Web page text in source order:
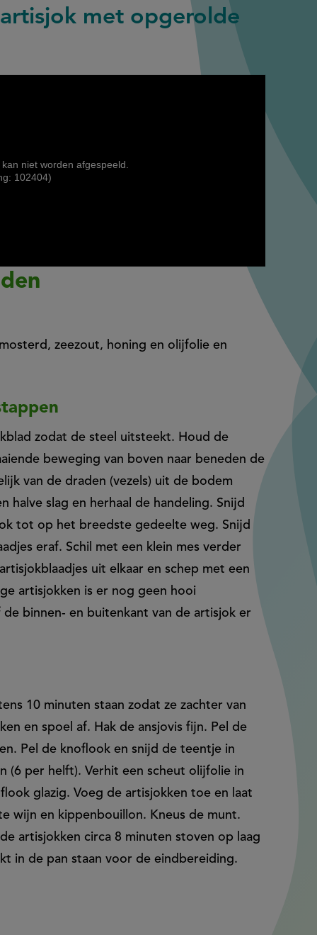
met opgerolde
niet worden afgespeeld.
102404)
zeezout, honing en olijfolie en
zodat de steel uitsteekt. Houd de
beweging van boven naar beneden de
van de draden (vezels) uit de bodem
slag en herhaal de handeling. Snijd
tot op het breedste gedeelte weg. Snijd
eraf. Schil met een klein mes verder
uit elkaar en schep met een
artisjokken is er nog geen hooi
binnen- en buitenkant van de artisjok er
10 minuten staan zodat ze zachter van
en spoel af. Hak de ansjovis fijn. Pel de
Pel de knoflook en snijd de teentje in
(6 per helft). Verhit een scheut olijfolie in
glazig. Voeg de artisjokken toe en laat
wijn en kippenbouillon. Kneus de munt.
artisjokken circa 8 minuten stoven op laag
in de pan staan voor de eindbereiding.